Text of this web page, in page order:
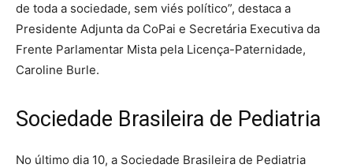
de toda a sociedade, sem viés político”, destaca a
Presidente Adjunta da CoPai e Secretária Executiva da
Frente Parlamentar Mista pela Licença-Paternidade,
Caroline Burle.
Sociedade Brasileira de Pediatria
No último dia 10, a Sociedade Brasileira de Pediatria